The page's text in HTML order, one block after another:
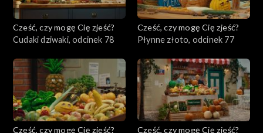
Cześć, czy mogę Cię zjeść?
Cudaki dziwaki, odcinek 78
Cześć, czy mogę Cię zjeść?
Płynne złoto, odcinek 77
Cześć, czy mogę Cię zjeść?
Cześć, czy mogę Cię zjeść?